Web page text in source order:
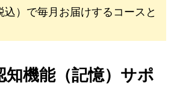
込）で毎月お届けするコースと
知機能（記憶）サポ